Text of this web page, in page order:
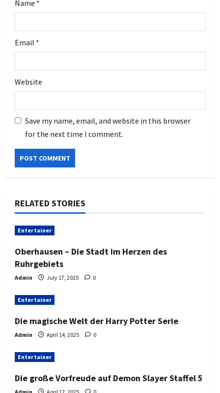
Name *
Email *
Website
Save my name, email, and website in this browser
for the next time I comment.
RELATED STORIES
Entertainer
Oberhausen – Die Stadt im Herzen des
Ruhrgebiets
Admin July 17, 2025 0
Entertainer
Die magische Welt der Harry Potter Serie
Admin April 14, 2025 0
Entertainer
Die große Vorfreude auf Demon Slayer Staffel 5